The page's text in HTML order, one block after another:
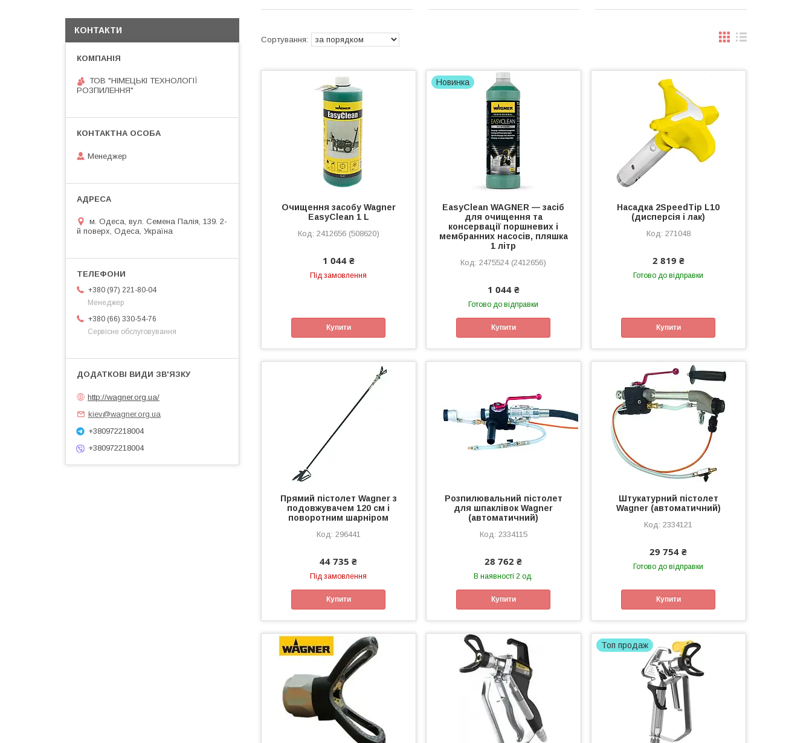
Очищення засобу Wagner
EasyClean 1 L
2412656 (508620)
1 044 ₴
Під замовлення
Купити
Новинка
EasyClean WAGNER — засіб
для очищення та
консервації поршневих і
мембранних насосів, пляшка
1 літр
2475524 (2412656)
1 044 ₴
Готово до відправки
Купити
Насадка 2SpeedTip L10
(дисперсія і лак)
271048
2 819 ₴
Готово до відправки
Купити
Прямий пістолет Wagner з
подовжувачем 120 см і
поворотним шарніром
296441
44 735 ₴
Під замовлення
Купити
Розпилювальний пістолет
для шпаклівок Wagner
(автоматичний)
2334115
28 762 ₴
В наявності 2 од.
Купити
Штукатурний пістолет
Wagner (автоматичний)
2334121
29 754 ₴
Готово до відправки
Купити
Топ продаж
КОНТАКТИ
ТОВ "НІМЕЦЬКІ ТЕХНОЛОГІЇ
РОЗПИЛЕННЯ"
Менеджер
м. Одеса, вул. Семена Палія, 139. 2-
й поверх, Одеса, Україна
+380 (97) 221-80-04
Менеджер
+380 (66) 330-54-76
Сервісне обслуговування
http://wagner.org.ua/
kiev@wagner.org.ua
+380972218004
+380972218004